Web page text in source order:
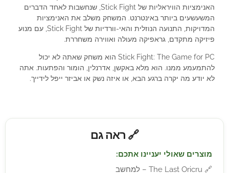
האנימציות הוויראליות של Stick Fight, שנחשבות לאחד הדברים
המשעשעים ביותר באינטרנט. המשחק משלב את האנימציות
המדויקות, התנועה הנוזלית והאי-וורדיות של Stick Fight, עם מנוע
פיזיקה מתקדם, גראפיקה מעולה ואווירה משחררת.
Stick Fight: The Game for PC הוא משחק שאתה לא יכול
להתמעמע ממנו. הוא מלא באקשן, אדרנלין, הומור והפתעות. אתה
לא יודע מה יקרה ברגע הבא, או איזה נשק או אביזר ייפל לידייך.
🔗 ראה גם
מוצרים שאולי יעניינו אתכם:
🔗 The Last Oricru – למחשב